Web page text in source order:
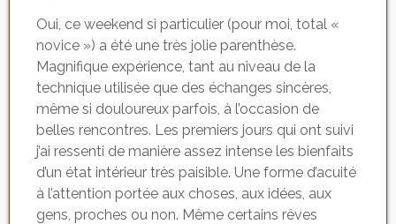
Oui, ce weekend si particulier (pour moi, total «
novice ») a été une très jolie parenthèse.
Magnifique expérience, tant au niveau de la
technique utilisée que des échanges sincères,
même si douloureux parfois, à l’occasion de
belles rencontres. Les premiers jours qui ont suivi
j’ai ressenti de manière assez intense les bienfaits
d’un état intérieur très paisible. Une forme d’acuité
à l’attention portée aux choses, aux idées, aux
gens, proches ou non. Même certains rêves